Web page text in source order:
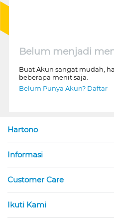
Belum menjadi
Buat Akun sangat mudah,
beberapa menit saja.
Belum Punya Akun? Daftar
Hartono
Informasi
Customer Care
Ikuti Kami